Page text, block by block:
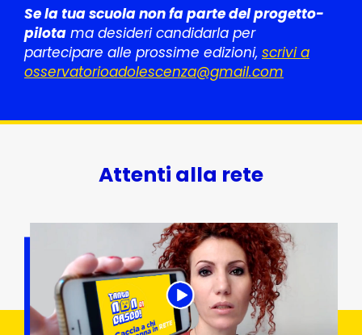
Se la tua scuola non fa parte del progetto-
pilota ma desideri candidarla per
partecipare alle prossime edizioni, scrivi a
osservatorioadolescenza@gmail.com
Attenti alla rete